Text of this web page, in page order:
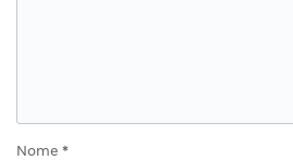
Nome *